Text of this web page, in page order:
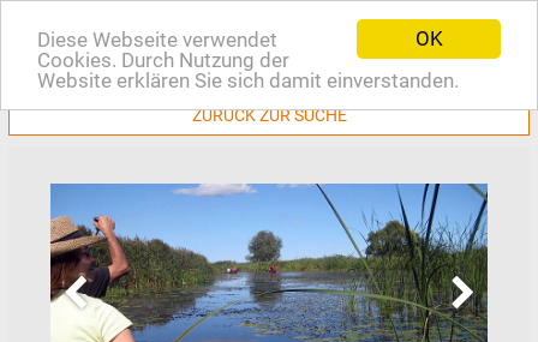
OK
Diese Webseite verwendet
Cookies. Durch Nutzung der
Website erklären Sie sich damit einverstanden.
ZURÜCK ZUR SUCHE